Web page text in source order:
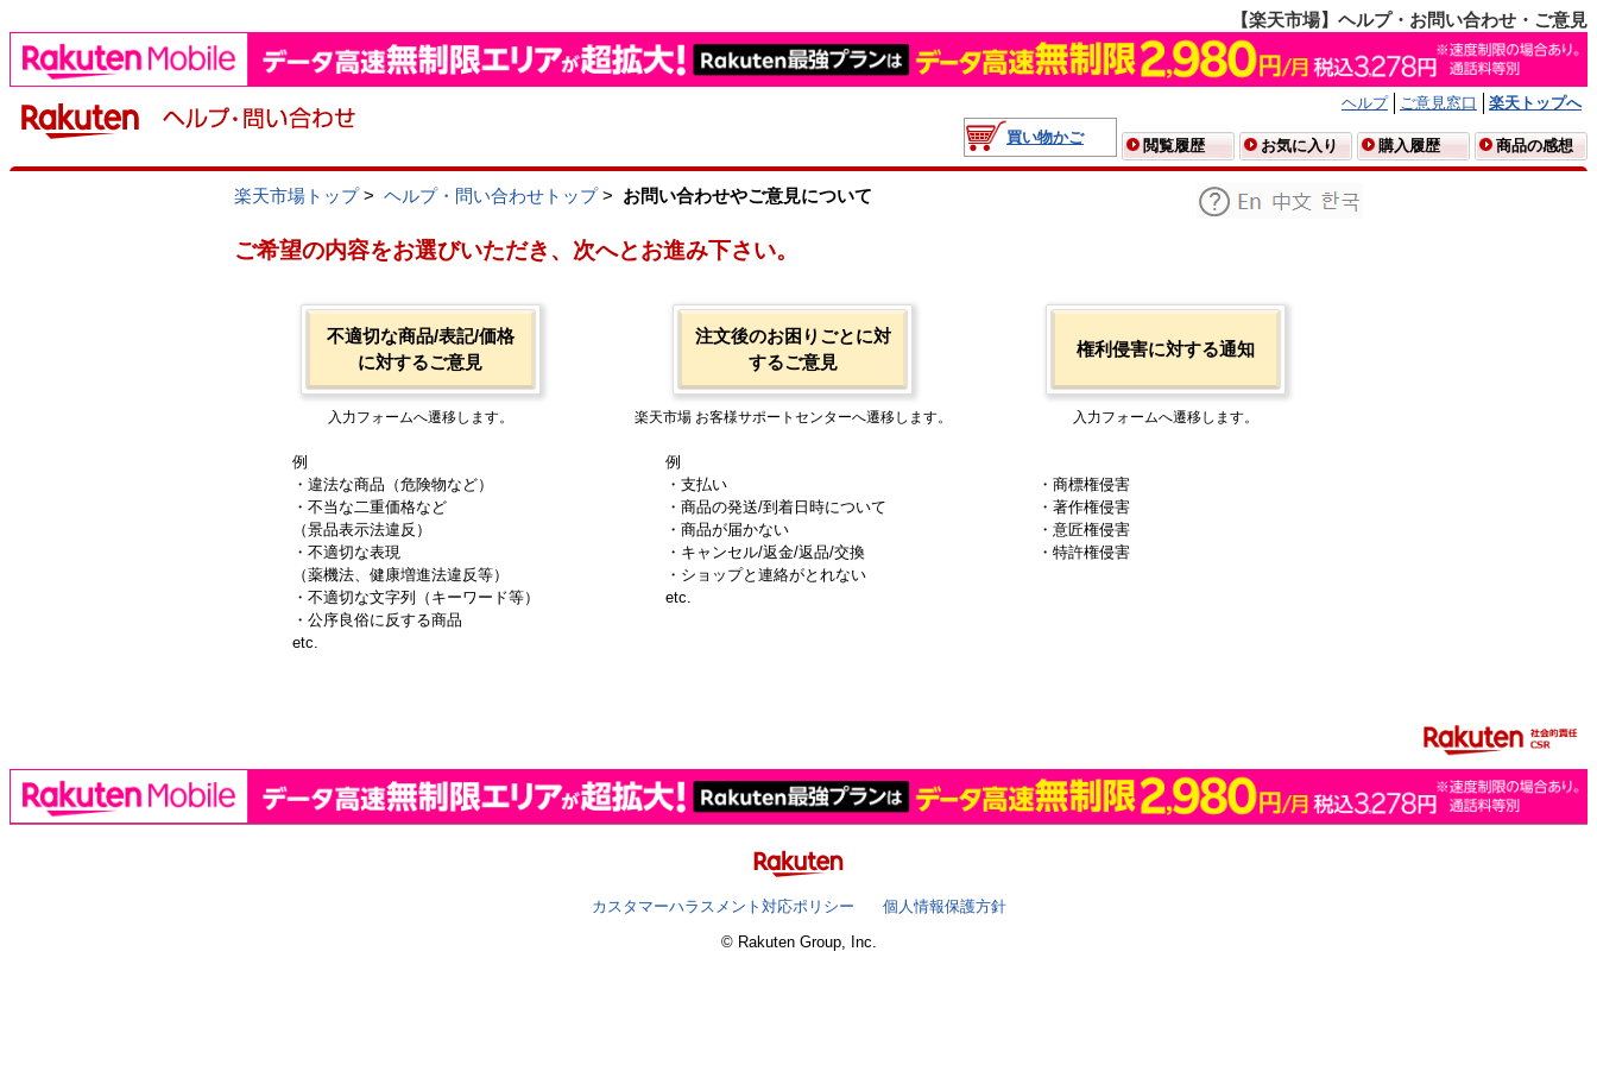
【楽天市場】ヘルプ・お問い合わせ・ご意見
ヘルプ ご意見窓口
楽天トップへ
買い物かご
閲覧履歴 お気に入り 購入履歴 商品の感想
楽天市場トップ> ヘルプ・問い合わせトップ> お問い合わせやご意見について
ご希望の内容をお選びいただき、次へとお進み下さい。
不適切な商品/表記/価格
に対するご意見
入力フォームへ遷移します。
例
・違法な商品（危険物など）
・不当な二重価格など
（景品表示法違反）
・不適切な表現
（薬機法、健康増進法違反等）
・不適切な文字列（キーワード等）
・公序良俗に反する商品
etc.
注文後のお困りごとに対
するご意見
楽天市場 お客様サポートセンターへ遷移します。
例
・支払い
・商品の発送/到着日時について
・商品が届かない
・キャンセル/返金/返品/交換
・ショップと連絡がとれない
etc.
権利侵害に対する通知
入力フォームへ遷移します。
・商標権侵害
・著作権侵害
・意匠権侵害
・特許権侵害
カスタマーハラスメント対応ポリシー
個人情報保護方針
© Rakuten Group, Inc.